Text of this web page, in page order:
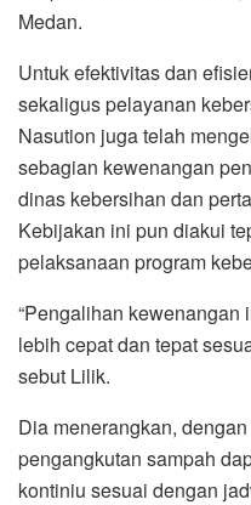
Medan.
Untuk efektivitas dan
sekaligus pelayanan
Nasution juga telah
sebagian kewenangan
dinas kebersihan dan
Kebijakan ini pun diakui
pelaksanaan program
“Pengalihan kewenangan
lebih cepat dan tepat
sebut Lilik.
Dia menerangkan,
pengangkutan sampah
kontiniu sesuai dengan